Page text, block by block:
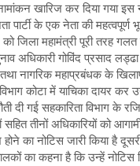
खारिज कर दिया गया
पार्टी के एक नेता की महत्वपूर्ण
जिला महामंत्री पूरी तरह गलत
अधिकारी गोविंद प्रसाद
नागरिक महाप्रबंधक के
कोटा में याचिका दायर
दी गई सहकारिता विभाग के
सहित तीनों अधिकारियों को
होने का नोटिस जारी किया है
का कहना है कि उन्हें